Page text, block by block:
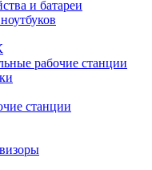
и батареи
рабочие станции
станции